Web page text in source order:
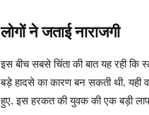
लोगों ने जताई नाराजगी
इस बीच सबसे चिंता की बात यह रही
बड़े हादसे का कारण बन सकती थी. यही
हुए. इस हरकत की युवक की एक बड़ी